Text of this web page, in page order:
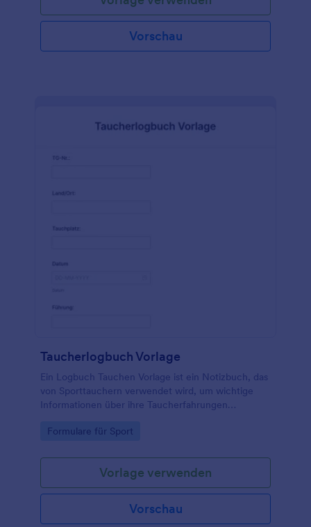
Vorschau
Taucherlogbuch Vorlage
Ein Logbuch Tauchen Vorlage ist ein Notizbuch, das
von Sporttauchern verwendet wird, um wichtige
Informationen über ihre Taucherfahrungen
Go to Category:
Formulare für Sport
Vorlage verwenden
Vorschau